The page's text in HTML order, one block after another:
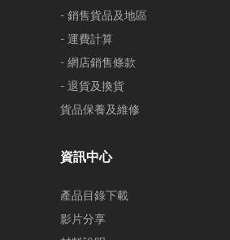
- 銷售貨品及地區
- 運費計算
- 網店銷售條款
- 退貨及換貨
貨品保養及維修
資訊中心
產品目錄下載
影片分享